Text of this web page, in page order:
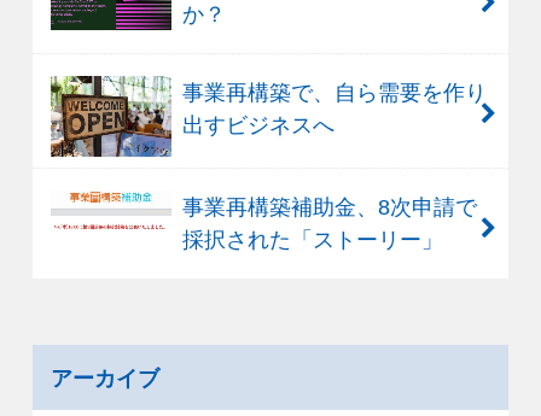
か？
事業再構築で、自ら需要を作り
出すビジネスへ
事業再構築補助金、8次申請で
採択された「ストーリー」
アーカイブ